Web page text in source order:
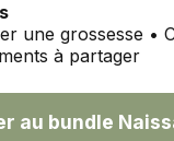
une grossesse •
à partager
au bundle